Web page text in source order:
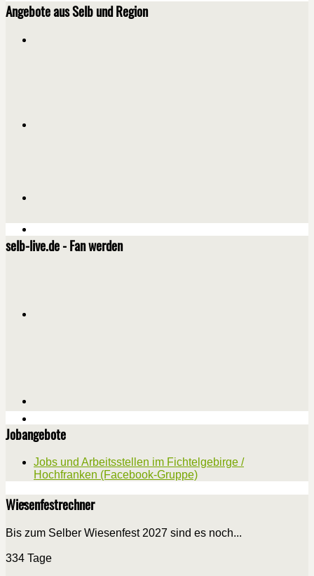
Angebote aus Selb und Region
selb-live.de - Fan werden
Jobangebote
Jobs und Arbeitsstellen im Fichtelgebirge /
Hochfranken (Facebook-Gruppe)
Wiesenfestrechner
Bis zum Selber Wiesenfest 2027 sind es noch...
334 Tage